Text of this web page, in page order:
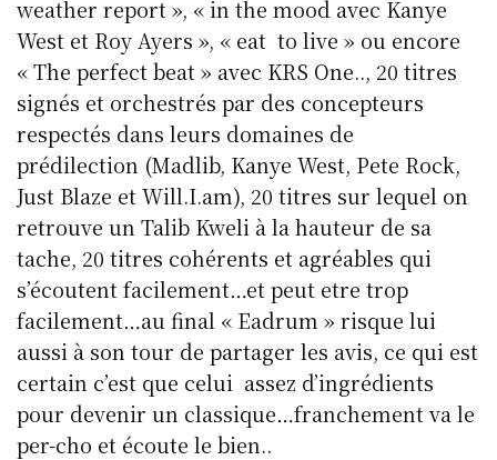
weather report », « in the mood avec Kanye
West et Roy Ayers », « eat to live » ou encore
« The perfect beat » avec KRS One.., 20 titres
signés et orchestrés par des concepteurs
respectés dans leurs domaines de
prédilection (Madlib, Kanye West, Pete Rock,
Just Blaze et Will.I.am), 20 titres sur lequel on
retrouve un Talib Kweli à la hauteur de sa
tache, 20 titres cohérents et agréables qui
s’écoutent facilement…et peut etre trop
facilement…au final « Eadrum » risque lui
aussi à son tour de partager les avis, ce qui est
certain c’est que celui assez d’ingrédients
pour devenir un classique…franchement va le
per-cho et écoute le bien..